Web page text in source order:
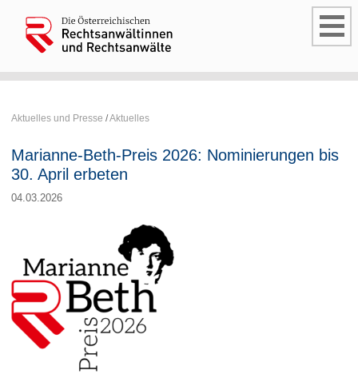
Aktuelles und Presse /Aktuelles
Marianne-Beth-Preis 2026: Nominierungen bis
30. April erbeten
04.03.2026